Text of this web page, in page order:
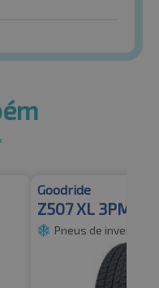
Goodride
Z507 XL 3PMSF
Pneus de inverno